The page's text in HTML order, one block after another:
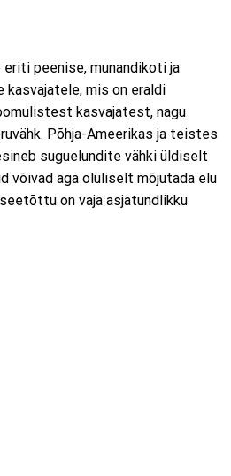
peenise, munandikoti ja
kasvajatele, mis on eraldi
kasvajatest, nagu
Põhja-Ameerikas ja teistes
suguelundite vähki üldiselt
võivad aga oluliselt mõjutada elu
on vaja asjatundlikku